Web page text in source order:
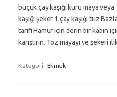
buçuk çay kaşığı kuru maya
kaşığı şeker 1 çay kaşığı tuz
tarifi Hamur için derin bir kabın
karıştırın. Toz mayayı ve şekeri
Kategori: Ekmek